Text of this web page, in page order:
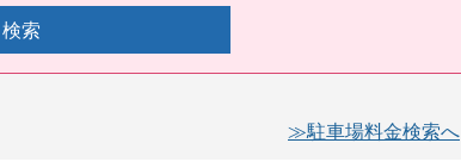
検索
≫駐車場料金検索へ